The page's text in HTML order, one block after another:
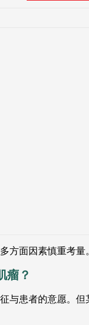
方面因素慎重考量。
瘤？
与患者的意愿。但